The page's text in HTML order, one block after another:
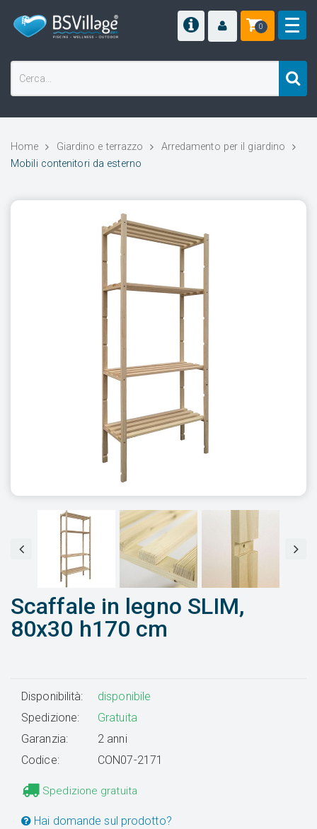
0
Home Giardino e terrazzo
Arredamento per il giardino
Mobili contenitori da esterno
Scaffale in legno SLIM,
80x30 h170 cm
Disponibilità:
disponibile
Spedizione:
Gratuita
Garanzia:
2 anni
Codice:
CON07-2171
Spedizione gratuita
Hai domande sul prodotto?